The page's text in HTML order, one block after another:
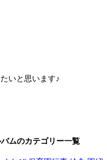
いと思います♪
ムのカテゴリー一覧